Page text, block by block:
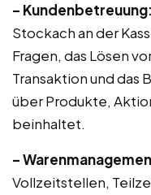
– Kundenbetreuung:
Stockach an der
Fragen, das Lösen
Transaktion und
über Produkte,
beinhaltet.
–
Vollzeitstellen,